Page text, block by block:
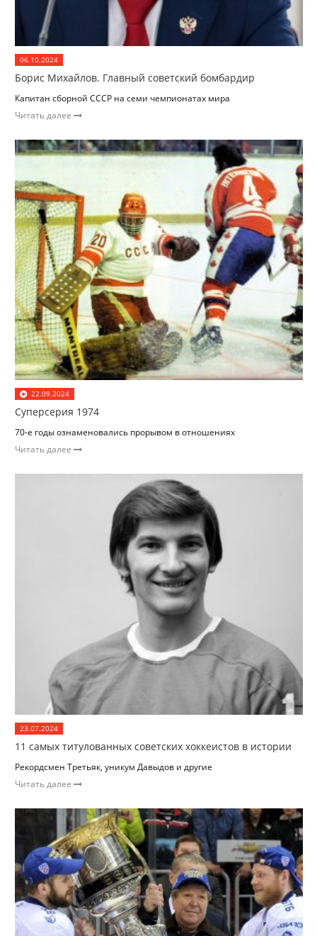
06.10.2024
Борис Михайлов. Главный советский бомбардир
Капитан сборной СССР на семи чемпионатах мира
Читать далее
22.09.2024
Суперсерия 1974
70-е годы ознаменовались прорывом в отношениях
Читать далее
23.07.2024
11 самых титулованных советских хоккеистов в истории
Рекордсмен Третьяк, уникум Давыдов и другие
Читать далее